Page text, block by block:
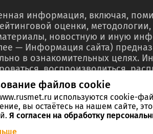
информация, включая,
оценки,
новостную и иную
— Информация сайта)
в ознакомительных целях.
воспроизводиться,
ни полностью, ни частично в
по связям с общественностью,
или отчетах без
– ООО «РА Русмет» и
в нарушение указанных
файлов cookie
используются cookie-
вы остаётесь на нашем сайте,
Я согласен на обработку